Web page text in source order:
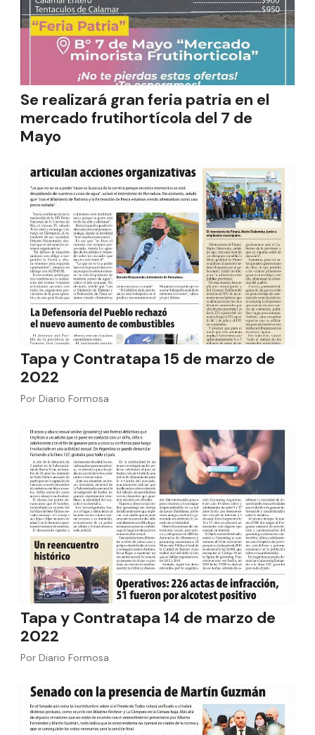
Se realizará gran feria patria en el
mercado frutihortícola del 7 de
Mayo
Tapa y Contratapa 15 de marzo de
2022
Por Diario Formosa
Tapa y Contratapa 14 de marzo de
2022
Por Diario Formosa